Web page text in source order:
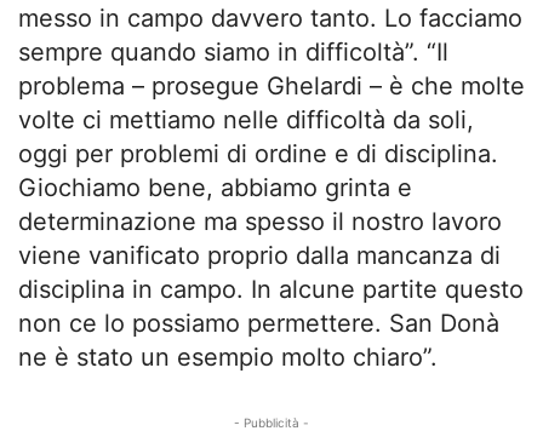
messo in campo davvero tanto. Lo facciamo
sempre quando siamo in difficoltà”. “Il
problema – prosegue Ghelardi – è che molte
volte ci mettiamo nelle difficoltà da soli,
oggi per problemi di ordine e di disciplina.
Giochiamo bene, abbiamo grinta e
determinazione ma spesso il nostro lavoro
viene vanificato proprio dalla mancanza di
disciplina in campo. In alcune partite questo
non ce lo possiamo permettere. San Donà
ne è stato un esempio molto chiaro”.
- Pubblicità -